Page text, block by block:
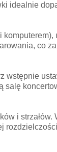
idealnie
co
wstępnie
salę
i